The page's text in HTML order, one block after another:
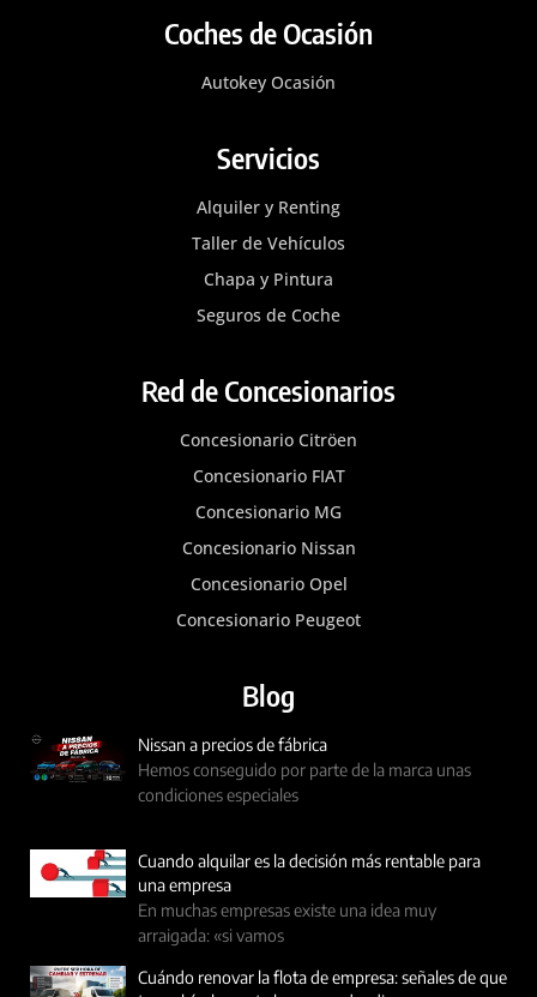
Coches de Ocasión
Autokey Ocasión
Servicios
Alquiler y Renting
Taller de Vehículos
Chapa y Pintura
Seguros de Coche
Red de Concesionarios
Concesionario Citröen
Concesionario FIAT
Concesionario MG
Concesionario Nissan
Concesionario Opel
Concesionario Peugeot
Blog
Nissan a precios de fábrica
Hemos conseguido por parte de la marca unas
condiciones especiales
Cuando alquilar es la decisión más rentable para
una empresa
En muchas empresas existe una idea muy
arraigada: «si vamos
Cuándo renovar la flota de empresa: señales de que